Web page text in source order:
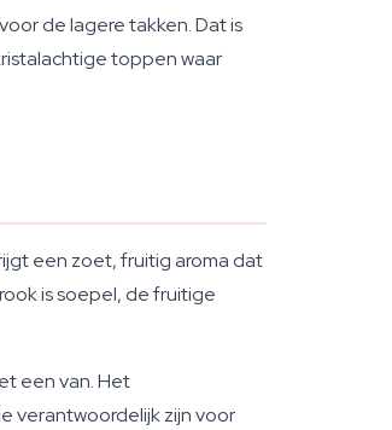
de lagere takken. Dat is
toppen waar
een zoet, fruitig aroma dat
is soepel, de fruitige
een van. Het
verantwoordelijk zijn voor